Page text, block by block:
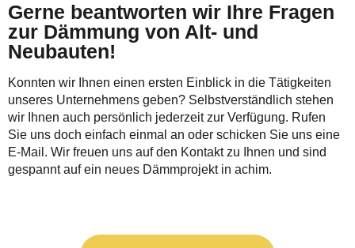
Gerne beantworten wir Ihre Fragen
zur Dämmung von Alt- und
Neubauten!
Konnten wir Ihnen einen ersten Einblick in die Tätigkeiten
unseres Unternehmens geben? Selbstverständlich stehen
wir Ihnen auch persönlich jederzeit zur Verfügung. Rufen
Sie uns doch einfach einmal an oder schicken Sie uns eine
E-Mail. Wir freuen uns auf den Kontakt zu Ihnen und sind
gespannt auf ein neues Dämmprojekt in achim.